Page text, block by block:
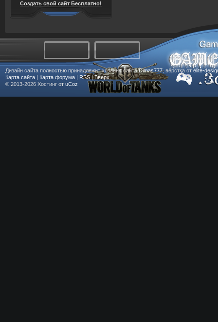
Создать свой сайт Бесплатно!
Дизайн сайта полностью принадлежит хозяину сайтаDimas777, вёрстка от elite-
Карта сайта | Карта форума | RSS|Вверх
© 2013-2026 Хостинг от uCoz